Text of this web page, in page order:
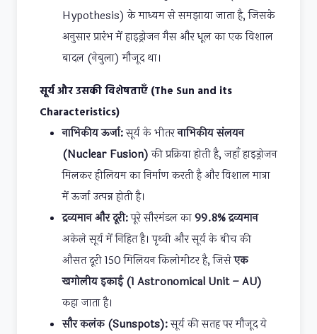
Hypothesis) के माध्यम से समझाया जाता है, जिसके
अनुसार प्रारंभ में हाइड्रोजन गैस और धूल का एक विशाल
बादल (नेबुला) मौजूद था।
सूर्य और उसकी विशेषताएँ (The Sun and its
Characteristics)
नाभिकीय ऊर्जा:सूर्य के भीतरनाभिकीय संलयन
(Nuclear Fusion)की प्रक्रिया होती है, जहाँ हाइड्रोजन
मिलकर हीलियम का निर्माण करती है और विशाल मात्रा
में ऊर्जा उत्पन्न होती है।
द्रव्यमान और दूरी:पूरे सौरमंडल का99.8% द्रव्यमान
अकेले सूर्य में निहित है। पृथ्वी और सूर्य के बीच की
औसत दूरी 150 मिलियन किलोमीटर है, जिसेएक
खगोलीय इकाई (1 Astronomical Unit – AU)
कहा जाता है।
सौर कलंक (Sunspots):सूर्य की सतह पर मौजूद ये